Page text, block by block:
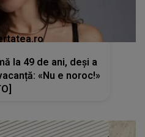
la 49 de ani, deși a
«Nu e noroc!»